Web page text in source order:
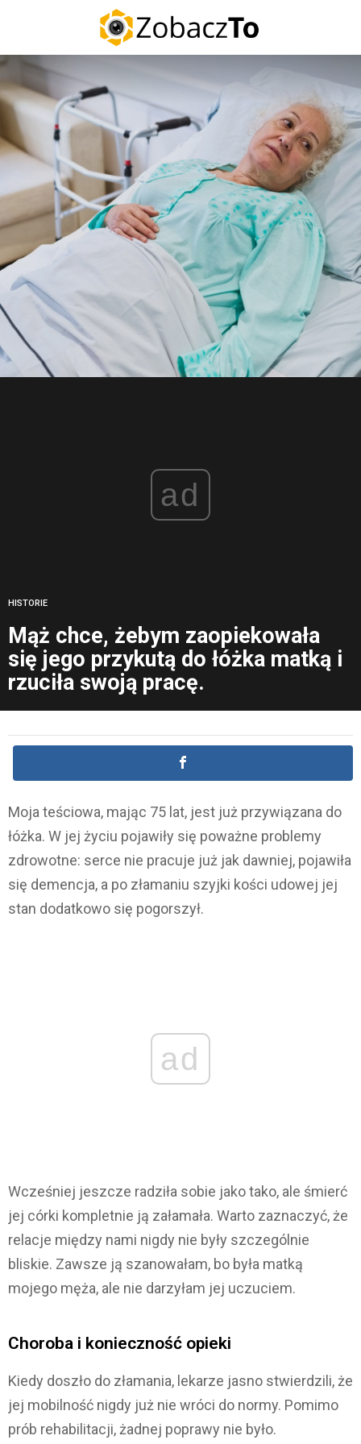
ad
HISTORIE
Mąż chce, żebym zaopiekowała
się jego przykutą do łóżka matką i
rzuciła swoją pracę.
Moja teściowa, mając 75 lat, jest już przywiązana do
łóżka. W jej życiu pojawiły się poważne problemy
zdrowotne: serce nie pracuje już jak dawniej, pojawiła
się demencja, a po złamaniu szyjki kości udowej jej
stan dodatkowo się pogorszył.
ad
Wcześniej jeszcze radziła sobie jako tako, ale śmierć
jej córki kompletnie ją załamała. Warto zaznaczyć, że
relacje między nami nigdy nie były szczególnie
bliskie. Zawsze ją szanowałam, bo była matką
mojego męża, ale nie darzyłam jej uczuciem.
Choroba i konieczność opieki
Kiedy doszło do złamania, lekarze jasno stwierdzili, że
jej mobilność nigdy już nie wróci do normy. Pomimo
prób rehabilitacji, żadnej poprawy nie było.